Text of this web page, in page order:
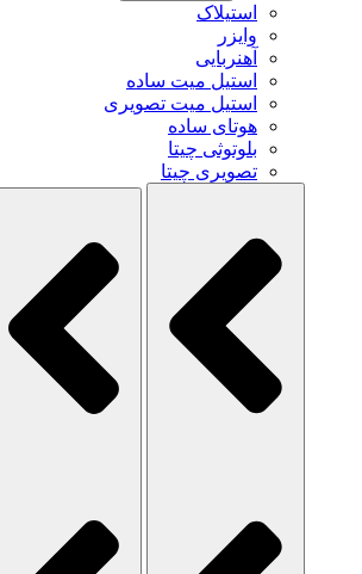
استیلاک
وایزر
آهنربایی
استیل میت ساده
استیل میت تصویری
هوتای ساده
بلوتوثی چیتا
تصویری چیتا